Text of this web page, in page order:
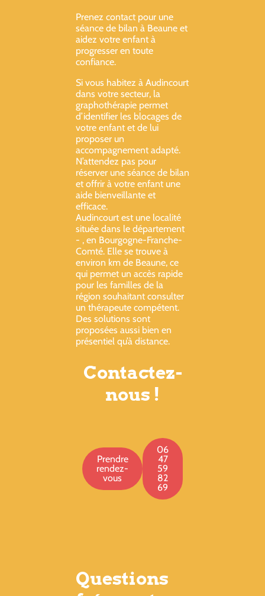
Prenez contact pour une
séance de bilan à Beaune et
aidez votre enfant à
progresser en toute
confiance.
Si vous habitez à Audincourt
dans votre secteur, la
graphothérapie permet
d’identifier les blocages de
votre enfant et de lui
proposer un
accompagnement adapté.
N’attendez pas pour
réserver une séance de bilan
et offrir à votre enfant une
aide bienveillante et
efficace.
Audincourt est une localité
située dans le département
- , en Bourgogne-Franche-
Comté. Elle se trouve à
environ km de Beaune, ce
qui permet un accès rapide
pour les familles de la
région souhaitant consulter
un thérapeute compétent.
Des solutions sont
proposées aussi bien en
présentiel qu’à distance.
Contactez-
nous !
Prendre
rendez-
vous
06
47
59
82
69
Questions